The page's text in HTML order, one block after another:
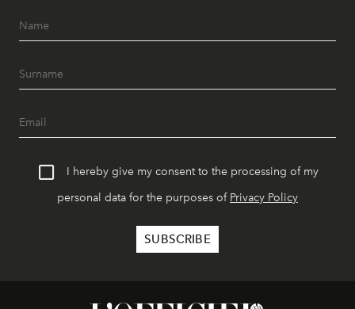
I hereby give my consent to the processing of my
personal data for the purposes of Privacy Policy